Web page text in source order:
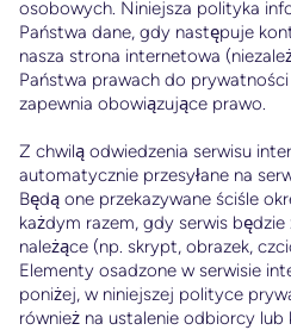
osobowych. Niniejsza polityka
Państwa dane, gdy następuje
nasza strona internetowa
Państwa prawach do
zapewnia obowiązujące prawo.
Z chwilą odwiedzenia serwisu
automatycznie przesyłane na
Będą one przekazywane ściśle
każdym razem, gdy serwis będzie
należące (np. skrypt, obrazek,
Elementy osadzone w serwisie
poniżej, w niniejszej polityce
również na ustalenie odbiorcy
OBIEGU
ZARZĄDZANIE SYSTEMEM
SERWISOWYM CPL